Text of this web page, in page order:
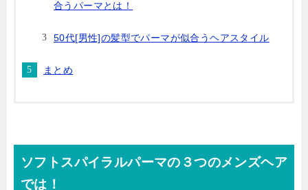
合うパーマとは！
50代[男性]の髪型でパーマが似合うヘアスタイル
まとめ
ソフトスパイラルパーマの３つのメンズヘア
では！